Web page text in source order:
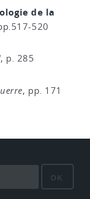
de la
520
, p. 285
, pp. 171
OK